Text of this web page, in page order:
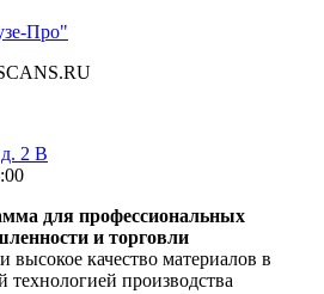
Про"
2 В
для профессиональных
и торговли
качество материалов в
технологией производства